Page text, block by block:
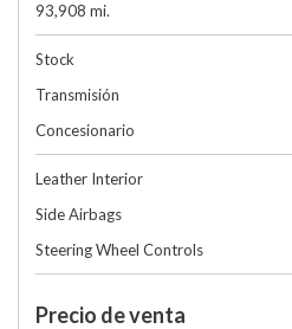
93,908 mi.
Stock
Transmisión
Concesionario
Leather Interior
Side Airbags
Steering Wheel Controls
Precio de venta